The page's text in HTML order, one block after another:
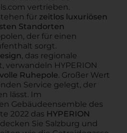
vertrieben.
für zeitlos luxuriösen
Standorten
der für einen
sorgt.
, das regionale
verwandeln HYPERION
Ruhepole. Großer Wert
Service gelegt, der
lässt. Im
Gebäudeensemble des
2022 das HYPERION
Sie Salzburg und